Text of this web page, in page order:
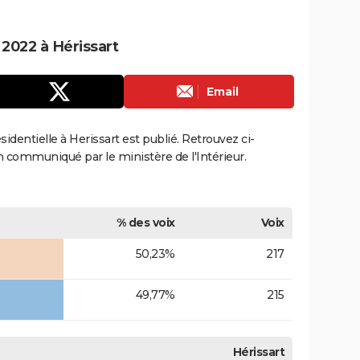
à Hérissart
Email
à Herissart est publié. Retrouvez ci-
communiqué par le ministère de l'Intérieur.
% des voix Voix
50,23% 217
49,77% 215
Hérissart